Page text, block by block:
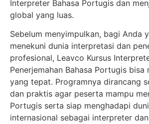
Interpreter Bahasa Portugis dan
global yang luas.
Sebelum menyimpulkan, bagi Anda
menekuni dunia interpretasi dan
profesional, Leavco Kursus
Penerjemahan Bahasa Portugis bisa
yang tepat. Programnya dirancang
dan praktis agar peserta mampu
Portugis serta siap menghadapi
internasional sebagai interpreter